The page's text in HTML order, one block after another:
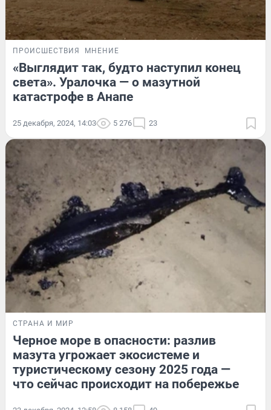
ПРОИСШЕСТВИЯ МНЕНИЕ
«Выглядит так, будто наступил конец
света». Уралочка — о мазутной
катастрофе в Анапе
25 декабря, 2024, 14:03 5 276 23
СТРАНА И МИР
Черное море в опасности: разлив
мазута угрожает экосистеме и
туристическому сезону 2025 года —
что сейчас происходит на побережье